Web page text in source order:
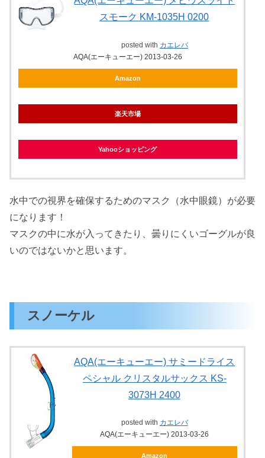
スモーク KM-1035H 0200
posted with カエレバ
AQA(エーキューエー) 2013-03-26
Amazon
楽天市場
Yahooショッピング
水中での視界を確保するためのマスク（水中眼鏡）が必要
になります！
マスクの中に水が入ってきたり、曇りにくいゴーグルが良
いのではないかと思います。
スノーケル
AQA(エーキューエー) サミードライス
ペシャル クリスタルサックス KS-
3073H 2400
posted with カエレバ
AQA(エーキューエー) 2013-03-26
Amazon